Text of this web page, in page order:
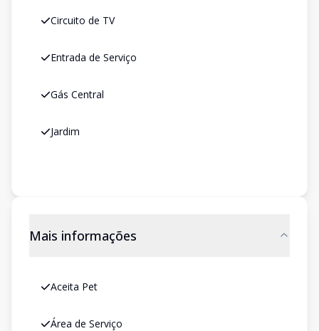
Circuito de TV
Entrada de Serviço
Gás Central
Jardim
Mais informações
Aceita Pet
Área de Serviço